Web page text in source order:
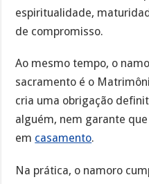
espiritualidade,
de compromisso.
Ao mesmo tempo, o
sacramento é o
cria uma obrigação
alguém, nem garante
em casamento.
Na prática, o namoro